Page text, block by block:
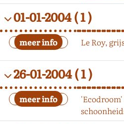
01-01-2004( 1 )
Le Roy,
26-01-2004( 1 )